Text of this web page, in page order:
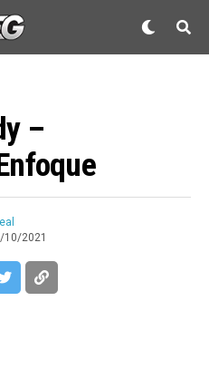
–
10/2021